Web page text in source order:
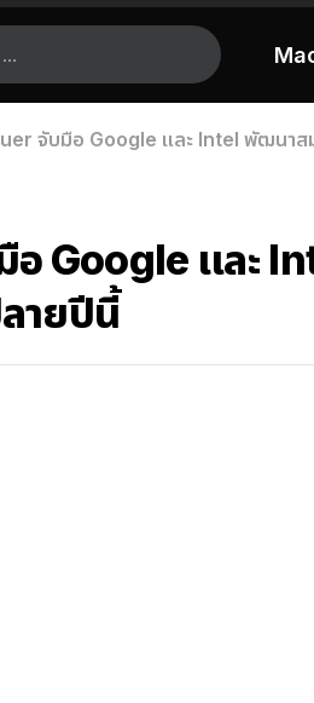
จับมือ Google และ Intel พัฒนาส
อ Google และ
ายปีนี้